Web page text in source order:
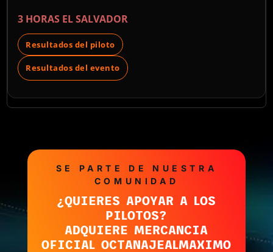
3 HORAS EL SALVADOR
Resultados del piloto
Resultados del evento
SE PARTE DE NUESTRA
COMUNIDAD
¿QUIERES APOYAR A LOS
PILOTOS?
ADQUIERE MERCANCIA
OFICIAL OCTANAJEALMAXIMO